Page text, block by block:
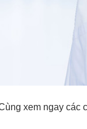
xem ngay các